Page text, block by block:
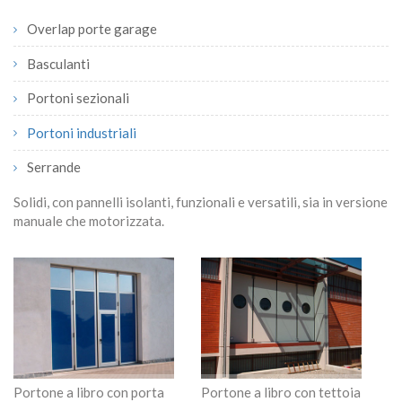
Overlap porte garage
Basculanti
Portoni sezionali
Portoni industriali
Serrande
Solidi, con pannelli isolanti, funzionali e versatili, sia in versione
manuale che motorizzata.
Portone a libro con porta Portone a libro con tettoia